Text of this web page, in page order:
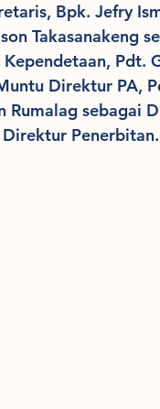
Bpk. Jefry
Takasanakeng
Pdt.
Direktur PA,
Rumalag sebagai
Penerbitan.